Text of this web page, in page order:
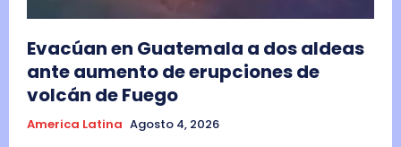
Evacúan en Guatemala a dos aldeas
ante aumento de erupciones de
volcán de Fuego
America Latina Agosto 4, 2026